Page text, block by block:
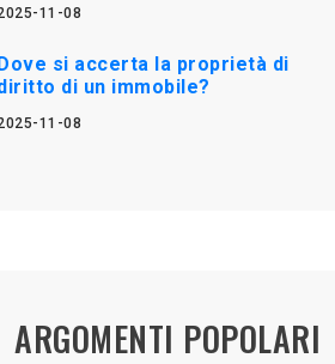
11-08
si accerta la proprietà di
di un immobile?
11-08
ARGOMENTI POPOLARI